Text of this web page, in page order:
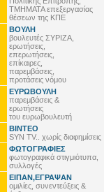
ΤΜΗΜΑΤΑ επεξεργασίας
θέσεων της ΚΠΕ
ΒΟΥΛΗ
βουλευτές ΣΥΡΙΖΑ,
ερωτήσεις,
επερωτήσεις,
επίκαιρες,
παρεμβάσεις,
προτάσεις νόμου
ΕΥΡΩΒΟΥΛΗ
παρεμβάσεις &
ερωτήσεις
του ευρωβουλευτή
ΒΙΝΤΕΟ
SYN TV.. χωρίς διαφημίσεις
ΦΩΤΟΓΡΑΦΙΕΣ
φωτογραφικά στιγμιότυπα,
συλλογές
ΕΙΠΑΝ,ΕΓΡΑΨΑΝ
ομιλίες, συνεντεύξεις &